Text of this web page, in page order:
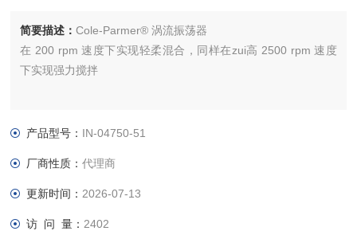
简要描述：Cole-Parmer® 涡流振荡器
在 200 rpm 速度下实现轻柔混合，同样在zui高 2500 rpm 速度
下实现强力搅拌
产品型号： IN-04750-51
厂商性质：代理商
更新时间： 2026-07-13
访 问 量： 2402